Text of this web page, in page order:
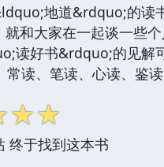
地道&rdquo;的读
和大家在一起谈一些个
读好书&rdquo;的见解
读、笔读、心读、鉴读
☆☆
终于找到这本书